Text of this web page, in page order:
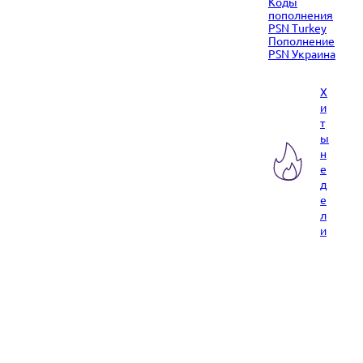
пополнения
PSN Turkey
Пополнение
PSN Украина
Х
и
т
ы
н
е
д
е
л
и